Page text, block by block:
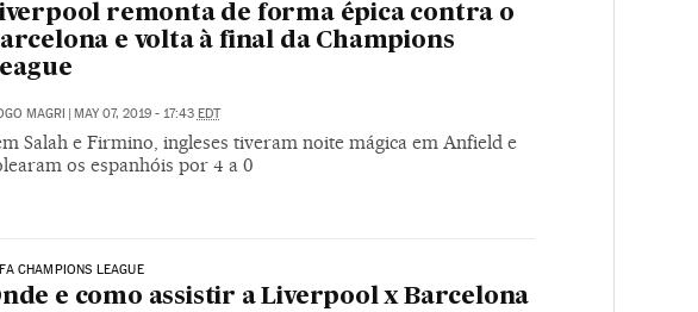
remonta de forma épica contra o
e volta à final da Champions
MAGRI | MAY 07, 2019 - 17:43 EDT
Salah e Firmino, ingleses tiveram noite mágica em Anfield e
os espanhóis por 4 a 0
CHAMPIONS LEAGUE
e como assistir a Liverpool x Barcelona